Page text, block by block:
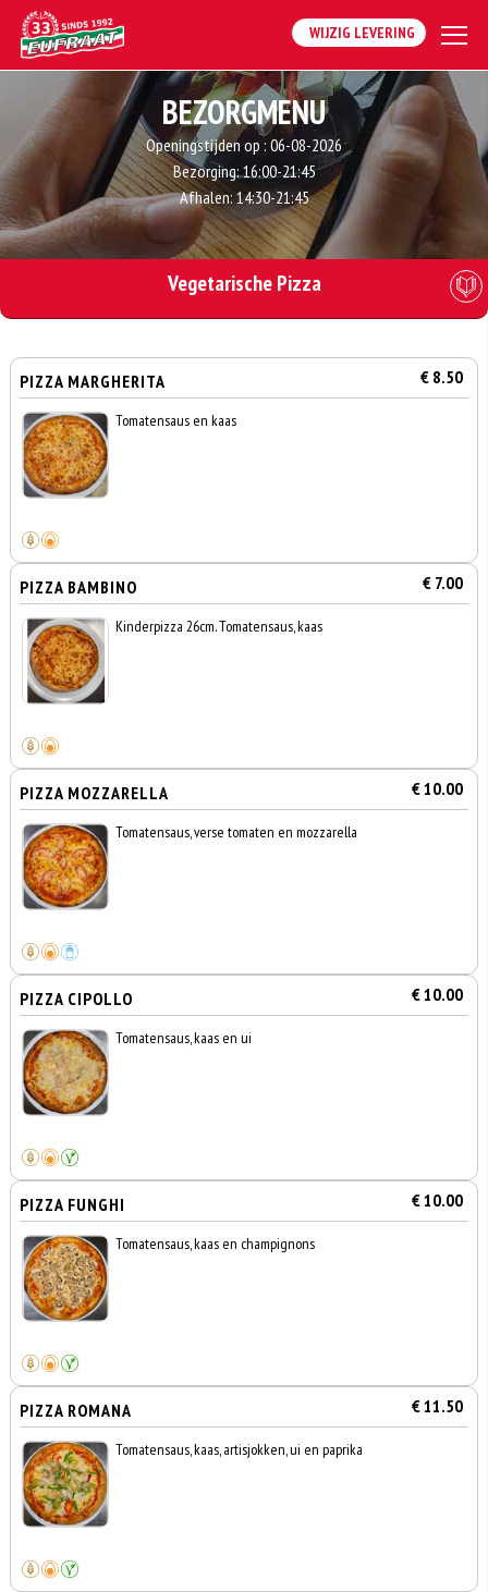
WIJZIG LEVERING
BEZORGMENU
Openingstijden op : 06-08-2026
Bezorging:16:00-21:45
Afhalen:14:30-21:45
Vegetarische Pizza
PIZZA MARGHERITA € 8.50
Tomatensaus en kaas
PIZZA BAMBINO € 7.00
Kinderpizza 26cm. Tomatensaus, kaas
PIZZA MOZZARELLA € 10.00
Tomatensaus, verse tomaten en mozzarella
PIZZA CIPOLLO € 10.00
Tomatensaus, kaas en ui
PIZZA FUNGHI € 10.00
Tomatensaus, kaas en champignons
PIZZA ROMANA € 11.50
Tomatensaus, kaas, artisjokken, ui en paprika